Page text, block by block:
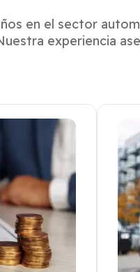
en el sector
experiencia